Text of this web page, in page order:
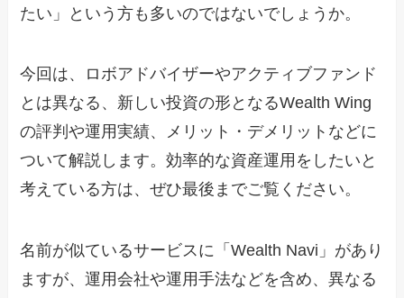
たい」という方も多いのではないでしょうか。
今回は、ロボアドバイザーやアクティブファンド
とは異なる、新しい投資の形となるWealth Wing
の評判や運用実績、メリット・デメリットなどに
ついて解説します。効率的な資産運用をしたいと
考えている方は、ぜひ最後までご覧ください。
名前が似ているサービスに「Wealth Navi」があり
ますが、運用会社や運用手法などを含め、異なる